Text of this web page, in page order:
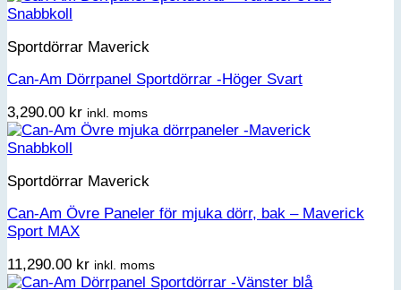
Snabbkoll
Sportdörrar Maverick
Can-Am Dörrpanel Sportdörrar -Höger Svart
3,290.00 kr inkl. moms
Snabbkoll
Sportdörrar Maverick
Can-Am Övre Paneler för mjuka dörr, bak – Maverick
Sport MAX
11,290.00 kr inkl. moms